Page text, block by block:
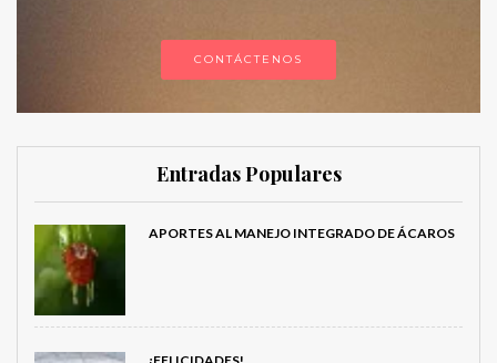
CONTÁCTENOS
Entradas Populares
APORTES AL MANEJO INTEGRADO DE ÁCAROS